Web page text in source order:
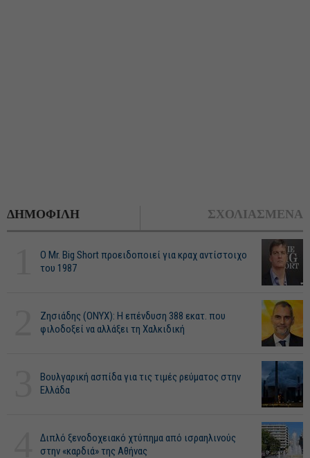
ΔΗΜΟΦΙΛΗ ΣΧΟΛΙΑΣΜΕΝΑ
O Mr. Big Short προειδοποιεί για κραχ αντίστοιχο
του 1987
Ζησιάδης (ONYX): Η επένδυση 388 εκατ. που
φιλοδοξεί να αλλάξει τη Χαλκιδική
Βουλγαρική ασπίδα για τις τιμές ρεύματος στην
Ελλάδα
Διπλό ξενοδοχειακό χτύπημα από ισραηλινούς
στην «καρδιά» της Αθήνας